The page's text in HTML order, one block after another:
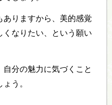
ありますから、美的感覚
くなりたい、という願い
自分の魅力に気づくこと
う。